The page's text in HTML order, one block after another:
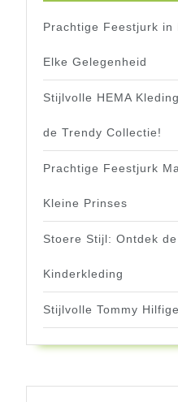
Prachtige Feestjurk in
Elke Gelegenheid
Stijlvolle HEMA
de Trendy Collectie!
Prachtige Feestjurk
Kleine Prinses
Stoere Stijl: Ontdek
Kinderkleding
Stijlvolle Tommy